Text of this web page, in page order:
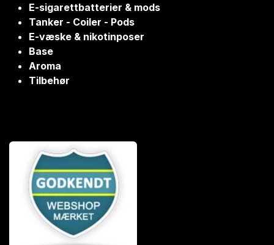
E-sigarettbatterier & mods
Tanker - Coiler - Pods
E-væske & nikotinposer
Base
Aroma
Tilbehør